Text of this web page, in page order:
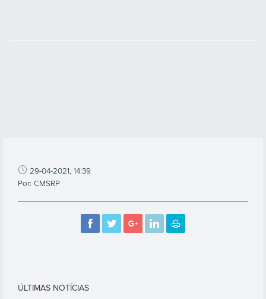
29-04-2021, 14:39
Por: CMSRP
ÚLTIMAS NOTÍCIAS